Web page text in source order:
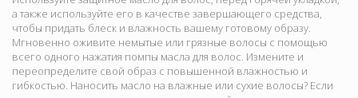
а также используйте его в качестве завершающего средства,
чтобы придать блеск и влажность вашему готовому образу.
Мгновенно оживите немытые или грязные волосы с помощью
всего одного нажатия помпы масла для волос. Измените и
переопределите свой образ с повышенной влажностью и
гибкостью. Наносить масло на влажные или сухие волосы? Если